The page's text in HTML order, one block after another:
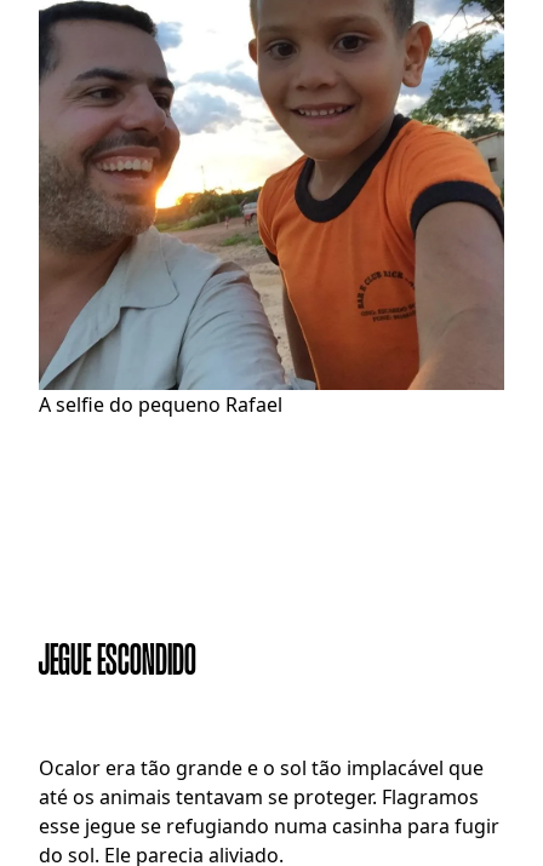
A selfie do pequeno Rafael
JEGUE ESCONDIDO
Ocalor era tão grande e o sol tão implacável que
até os animais tentavam se proteger. Flagramos
esse jegue se refugiando numa casinha para fugir
do sol. Ele parecia aliviado.